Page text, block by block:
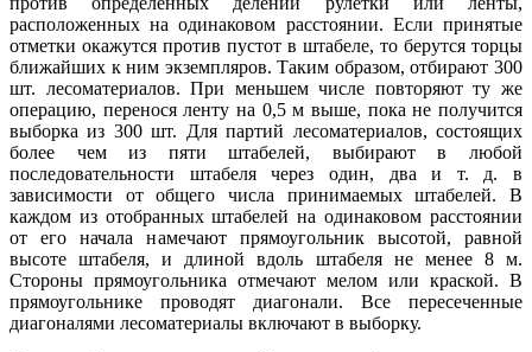
расположенных на одинаковом расстоянии. Если принятые
отметки окажутся против пустот в штабеле, то берутся торцы
ближайших к ним экземпляров. Таким образом, отбирают 300
шт. лесоматериалов. При меньшем числе повторяют ту же
операцию, перенося ленту на 0,5 м выше, пока не получится
выборка из 300 шт. Для партий лесоматериалов, состоящих
более чем из пяти штабелей, выбирают в любой
последовательности штабеля через один, два и т. д. в
зависимости от общего числа принимаемых штабе­лей. В
каждом из отобранных штабелей на одинаковом расстоянии
от его начала намечают прямоугольник высотой, равной
высоте штабеля, и длиной вдоль штабеля не менее 8 м.
Стороны прямоугольника отмечают мелом или краской. В
прямоугольнике проводят диагонали. Все пересеченные
диагоналями лесоматериалы включают в выборку.